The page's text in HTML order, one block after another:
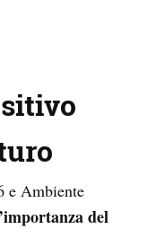
e Ambiente
del